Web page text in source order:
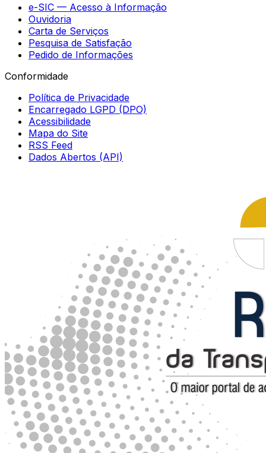
e-SIC — Acesso à Informação
Ouvidoria
Carta de Serviços
Pesquisa de Satisfação
Pedido de Informações
Conformidade
Política de Privacidade
Encarregado LGPD (DPO)
Acessibilidade
Mapa do Site
RSS Feed
Dados Abertos (API)